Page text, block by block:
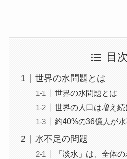
目次
世界の水問題とは
世界の水問題とは
世界の人口は増え続
約40%の36億人が
水不足の問題
「淡水」は、全体